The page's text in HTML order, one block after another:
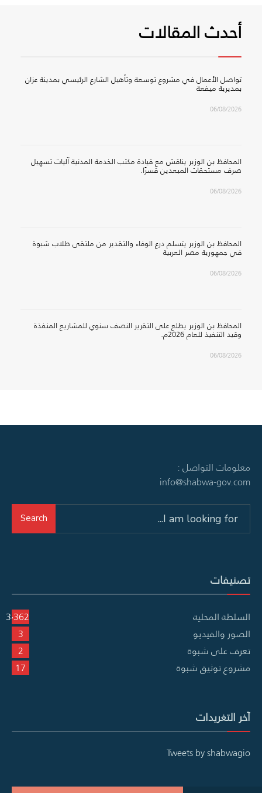
أحدث المقالات
تواصل الأعمال في مشروع توسعة وتأهيل الشارع الرئيسي بمدينة عزان
بمديرية ميفعة
06/08/2026
المحافظ بن الوزير يناقش مع قيادة مكتب الخدمة المدنية آليات تسهيل
صرف مستحقات المبعدين قسرًا.
06/08/2026
المحافظ بن الوزير يتسلم درع الوفاء والتقدير من ملتقى طلاب شبوة
في جمهورية مصر العربية
06/08/2026
المحافظ بن الوزير يطلع على التقرير النصف سنوي للمشاريع المنفذة
وقيد التنفيذ للعام 2026م.
06/08/2026
معلومات التواصل :
info@shabwa-gov.com
Search
تصنيفات
السلطة المحلية
3٬362
الصور والفيديو
3
تعرف على شبوة
2
مشروع توثيق شبوة
17
آخر التغريدات
Tweets by shabwagio